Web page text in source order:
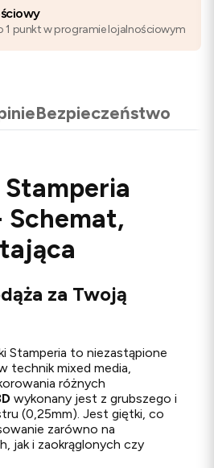
1 punkt w programie lojalnościowym
Bezpieczeństwo
Stamperia
Schemat,
za Twoją
Stamperia to niezastąpione
technik mixed media,
różnych
wykonany jest z grubszego i
(0,25mm). Jest giętki, co
zarówno na
jak i zaokrąglonych czy